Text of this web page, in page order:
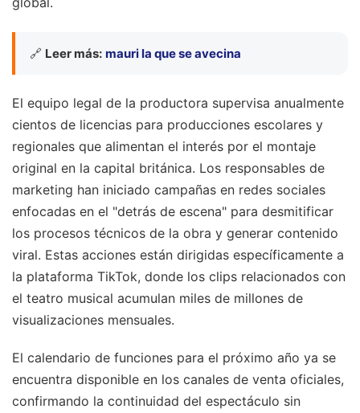
🔗 Leer más: mauri la que se avecina
El equipo legal de la productora supervisa anualmente
cientos de licencias para producciones escolares y
regionales que alimentan el interés por el montaje
original en la capital británica. Los responsables de
marketing han iniciado campañas en redes sociales
enfocadas en el "detrás de escena" para desmitificar
los procesos técnicos de la obra y generar contenido
viral. Estas acciones están dirigidas específicamente a
la plataforma TikTok, donde los clips relacionados con
el teatro musical acumulan miles de millones de
visualizaciones mensuales.
El calendario de funciones para el próximo año ya se
encuentra disponible en los canales de venta oficiales,
confirmando la continuidad del espectáculo sin